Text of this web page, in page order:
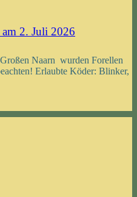
am 2. Juli 2026
Naarn wurden Forellen
Erlaubte Köder: Blinker,